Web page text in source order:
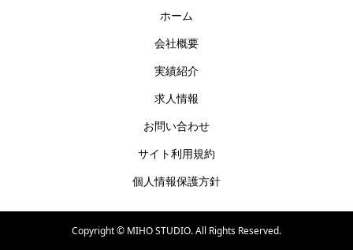
ホーム
会社概要
実績紹介
求人情報
お問い合わせ
サイト利用規約
個人情報保護方針
Copyright © MIHO STUDIO. All Rights Reserved.